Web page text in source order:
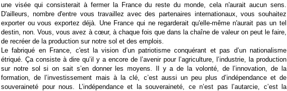
une visée qui consisterait à fermer la France du reste du monde, cela n'aurait aucun sens.
D'ailleurs, nombre d'entre vous travaillez avec des partenaires internationaux, vous souhaitez
exporter ou vous exportez déjà. Une France qui ne regarderait qu'elle-même n'aurait pas un tel
destin, non. Vous, vous avez à cœur, à chaque fois que dans la chaîne de valeur on peut le faire,
de recréer de la production sur notre sol et des emplois.
Le fabriqué en France, c'est la vision d’un patriotisme conquérant et pas d’un nationalisme
étriqué. Ça consiste à dire qu’il y a encore de l’avenir pour l’agriculture, l’industrie, la production
sur notre sol si on sait s’en donner les moyens. Il y a de la volonté, de l’innovation, de la
formation, de l’investissement mais à la clé, c’est aussi un peu plus d’indépendance et de
souveraineté pour nous. L’indépendance et la souveraineté, ce n’est pas l’autarcie, c’est la